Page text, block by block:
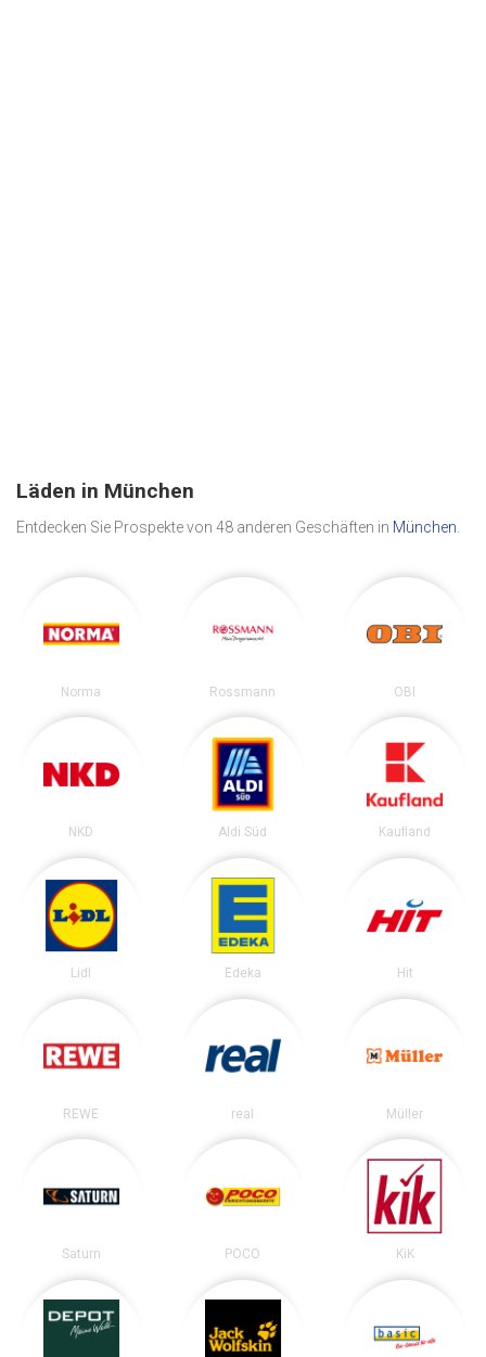
Läden in München
Entdecken Sie Prospekte von 48 anderen Geschäften in München
Norma Rossmann OBI
NKD Aldi Süd Kaufland
Lidl Edeka Hit
REWE real Müller
Saturn POCO KiK